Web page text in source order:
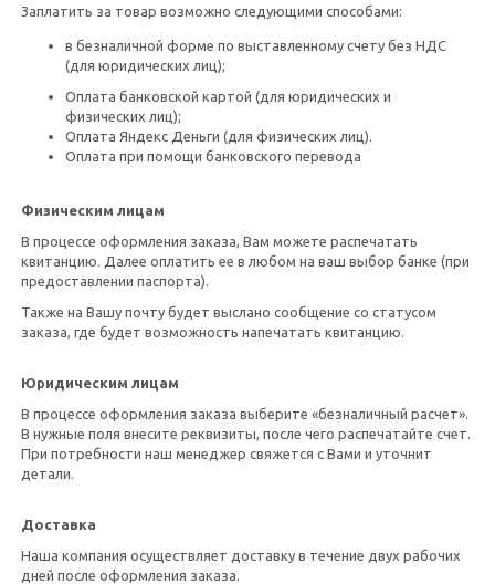
Заплатить за товар возможно следующими способами:
в безналичной форме по выставленному счету без НДС
(для юридических лиц);
Оплата банковской картой (для юридических и
физических лиц);
Оплата Яндекс Деньги (для физических лиц).
Оплата при помощи банковского перевода
Физическим лицам
В процессе оформления заказа, Вам можете распечатать
квитанцию. Далее оплатить ее в любом на ваш выбор банке (при
предоставлении паспорта).
Также на Вашу почту будет выслано сообщение со статусом
заказа, где будет возможность напечатать квитанцию.
Юридическим лицам
В процессе оформления заказа выберите «безналичный расчет».
В нужные поля внесите реквизиты, после чего распечатайте счет.
При потребности наш менеджер свяжется с Вами и уточнит
детали.
Доставка
Наша компания осуществляет доставку в течение двух рабочих
дней после оформления заказа.